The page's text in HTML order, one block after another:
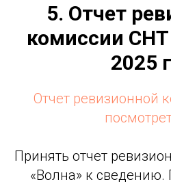
5. Отчет
комиссии СНТ
2025
Отчет ревизионной
Принять отчет
«Волна» к сведению.